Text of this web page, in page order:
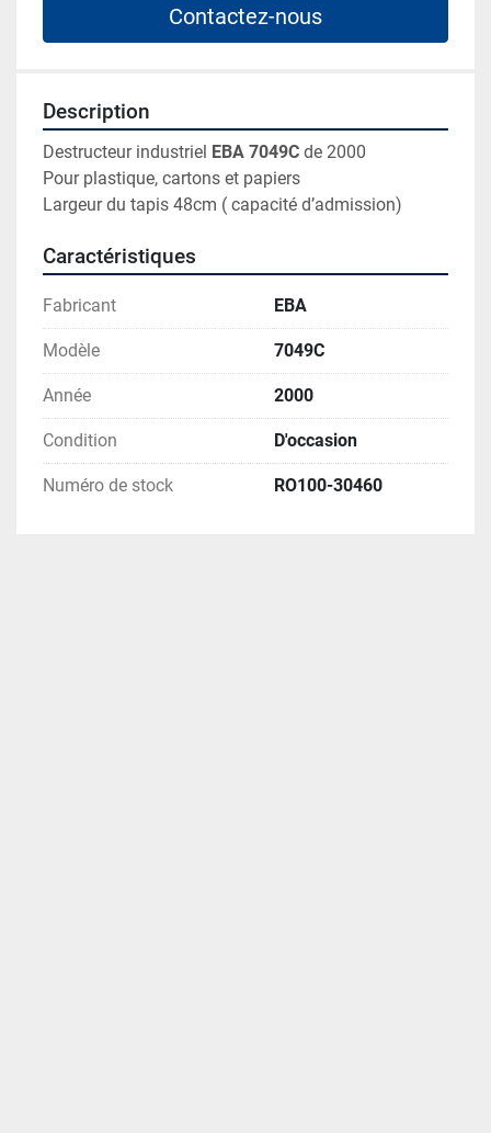
Contactez-nous
Description
Destructeur industriel EBA 7049C de 2000
Pour plastique, cartons et papiers
Largeur du tapis 48cm ( capacité d’admission)
Caractéristiques
Fabricant EBA
Modèle 7049C
Année 2000
Condition D'occasion
Numéro de stock RO100-30460